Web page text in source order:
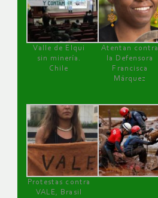
Valle de Elqui
sin minería.
Chile
Atentan contra
la Defensora
Francisca
Márquez
Protestas contra
VALE, Brasil